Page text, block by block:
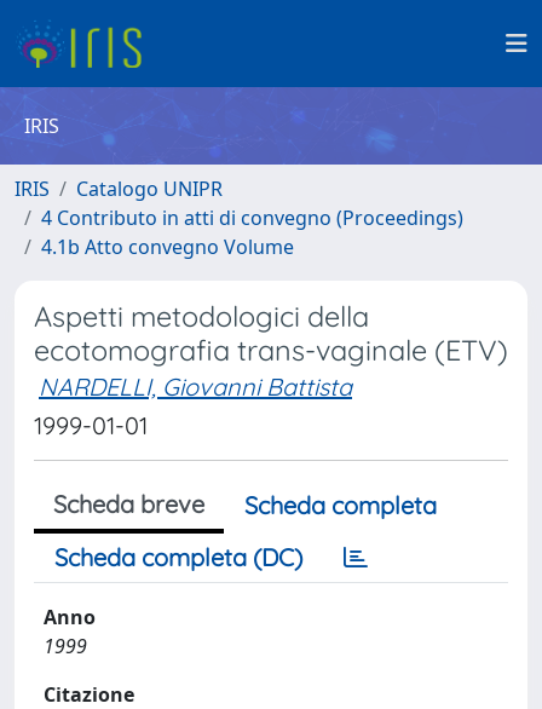
IRIS
IRIS
Catalogo UNIPR
4 Contributo in atti di convegno (Proceedings)
4.1b Atto convegno Volume
Aspetti metodologici della
ecotomografia trans-vaginale (ETV)
NARDELLI, Giovanni Battista
1999-01-01
Scheda breve
Scheda completa
Scheda completa (DC)
Anno
1999
Citazione